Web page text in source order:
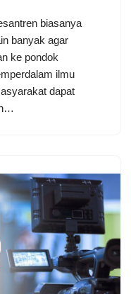
biasanya
banyak agar
ke pondok
ilmu
dapat